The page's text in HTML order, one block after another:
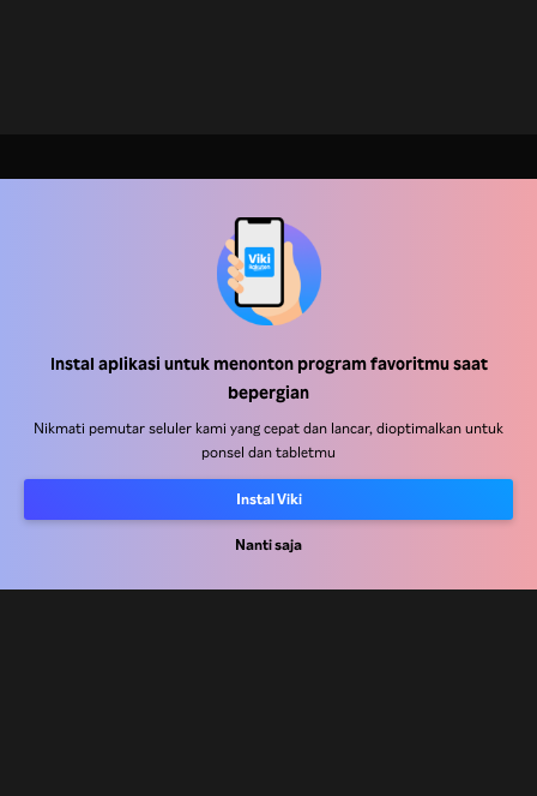
Instal aplikasi untuk menonton program favoritmu saat
bepergian
Nikmati pemutar seluler kami yang cepat dan lancar, dioptimalkan untuk
ponsel dan tabletmu
Instal Viki
Nanti saja
Pusat Bantuan